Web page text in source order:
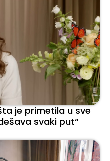
je primetila u sve
svaki put“